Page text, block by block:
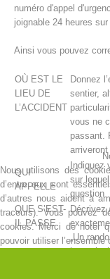
Histoire de
numéro d'appel
joignable 24 heures sur
Ainsi vous pouvez
OÙ EST LE
LIEU DE
L’ACCIDENT
Donnez
sentier,
vous ne
passant.
QUI
APPELLE
Indiquez
sur
question
QUE S’EST-
IL PASSE
Décrivez
„Un
„Des
Nous utilisons des
d’entre eux sont
d’autres nous aident à
traceurs). Vous pouvez
cookies. Merci de noter
pouvoir utiliser